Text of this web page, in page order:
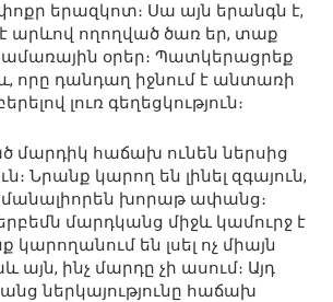
երազկոտ։ Սա այն երանգն է,
է արևով ողողված ծառ եր, տաք
օրեր։ Պատկերացրեք
որը դանդաղ իջնում է անտառի
լուռ գեղեցկություն։
մարդիկ հաճախ ունեն ներսից
Նրանք կարող են լինել զգայուն,
խորաթ ափանց։
մարդկանց միջև կամուրջ է
կարողանում են լսել ոչ միայն
այն, ինչ մարդը չի ասում։ Այդ
ներկայությունը հաճախ